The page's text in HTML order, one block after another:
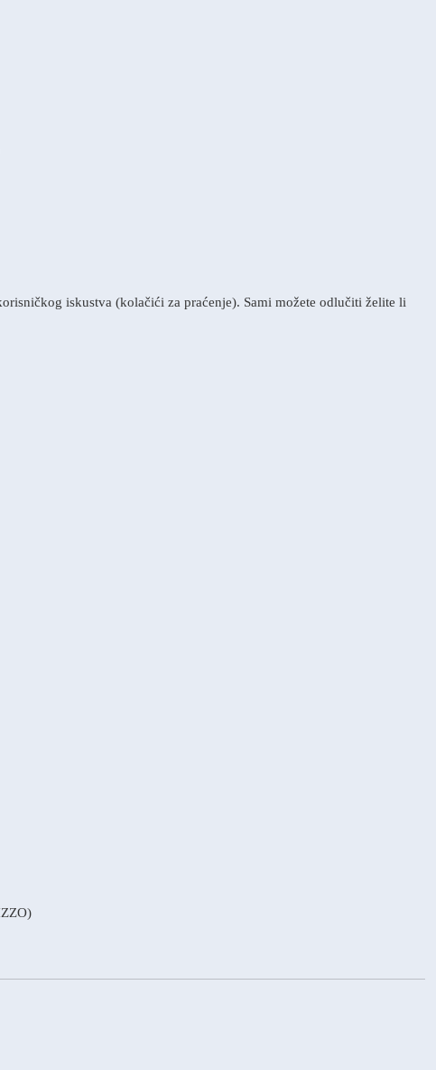
iskustva (kolačići za praćenje). Sami možete odlučiti želite li